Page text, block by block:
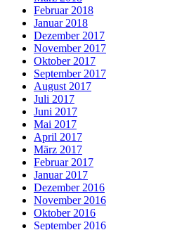
Februar 2018
Januar 2018
Dezember 2017
November 2017
Oktober 2017
September 2017
August 2017
Juli 2017
Juni 2017
Mai 2017
April 2017
März 2017
Februar 2017
Januar 2017
Dezember 2016
November 2016
Oktober 2016
September 2016